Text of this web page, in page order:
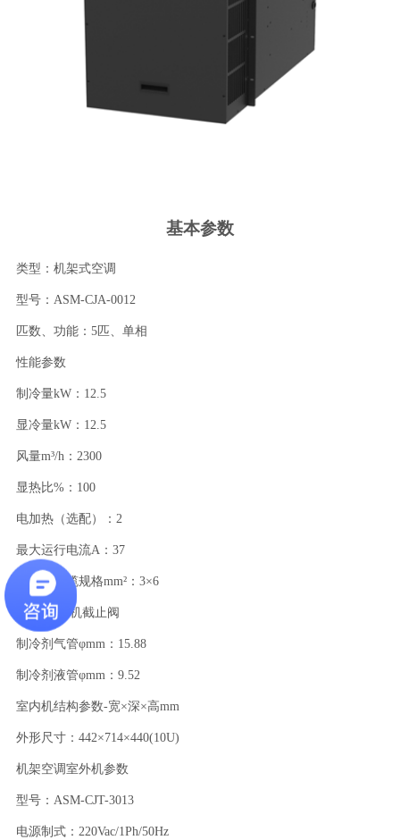
基本参数
类型：机架式空调
型号：ASM-CJA-0012
匹数、功能：5匹、单相
性能参数
制冷量kW：12.5
显冷量kW：12.5
风量m³/h：2300
显热比%：100
电加热（选配）：2
最大运行电流A：37
电源线线缆规格mm²：3×6
室内/室外机截止阀
制冷剂气管φmm：15.88
制冷剂液管φmm：9.52
室内机结构参数-宽×深×高mm
外形尺寸：442×714×440(10U)
机架空调室外机参数
型号：ASM-CJT-3013
电源制式：220Vac/1Ph/50Hz